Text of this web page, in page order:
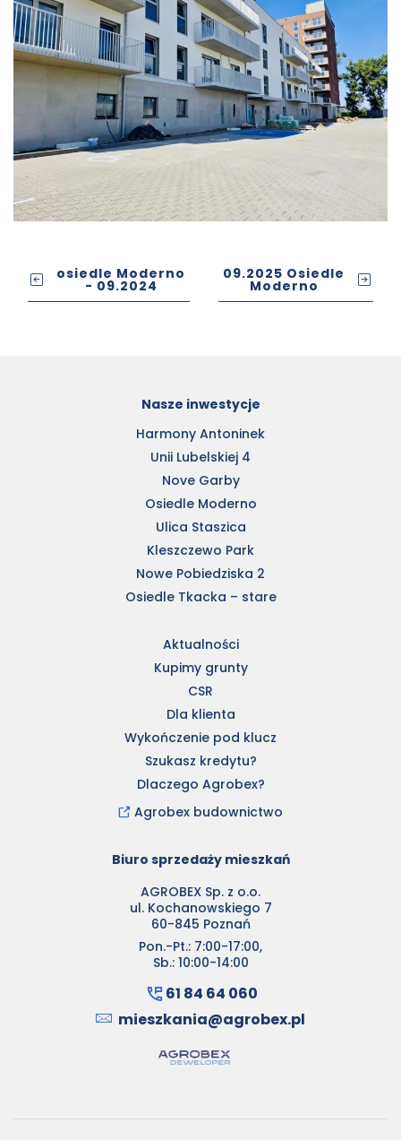
osiedle Moderno
- 09.2024
09.2025 Osiedle
Moderno
Nasze inwestycje
Harmony Antoninek
Unii Lubelskiej 4
Nove Garby
Osiedle Moderno
Ulica Staszica
Kleszczewo Park
Nowe Pobiedziska 2
Osiedle Tkacka – stare
Aktualności
Kupimy grunty
CSR
Dla klienta
Wykończenie pod klucz
Szukasz kredytu?
Dlaczego Agrobex?
Agrobex budownictwo
Biuro sprzedaży mieszkań
AGROBEX Sp. z o.o.
ul. Kochanowskiego 7
60-845 Poznań
Pon.-Pt.: 7:00-17:00,
Sb.: 10:00-14:00
61 84 64 060
mieszkania@agrobex.pl